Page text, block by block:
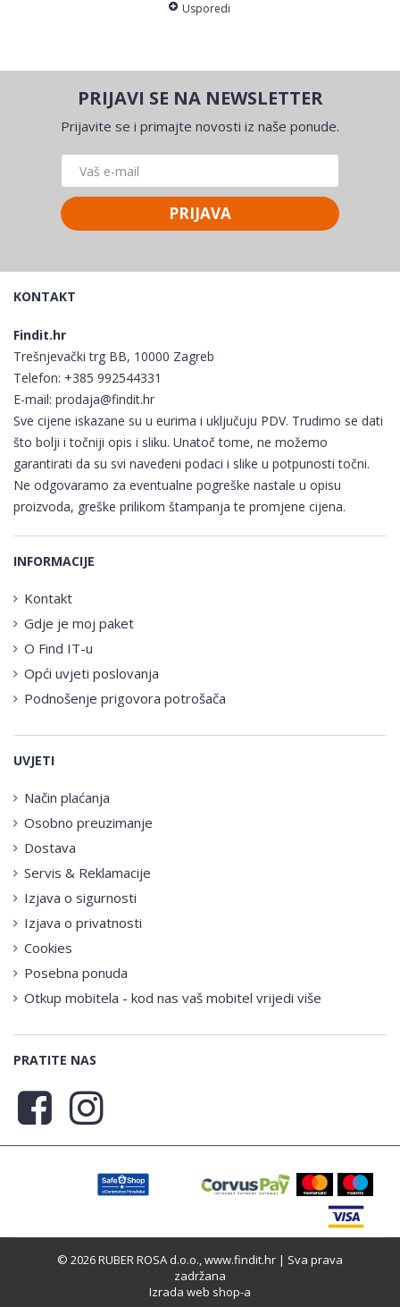
Usporedi
PRIJAVI SE NA NEWSLETTER
Prijavite se i primajte novosti iz naše ponude.
PRIJAVA
KONTAKT
Findit.hr
Trešnjevački trg BB, 10000 Zagreb
Telefon: +385 992544331
E-mail: prodaja@findit.hr
Sve cijene iskazane su u eurima i uključuju PDV. Trudimo se dati
što bolji i točniji opis i sliku. Unatoč tome, ne možemo
garantirati da su svi navedeni podaci i slike u potpunosti točni.
Ne odgovaramo za eventualne pogreške nastale u opisu
proizvoda, greške prilikom štampanja te promjene cijena.
INFORMACIJE
Kontakt
Gdje je moj paket
O Find IT-u
Opći uvjeti poslovanja
Podnošenje prigovora potrošača
UVJETI
Način plaćanja
Osobno preuzimanje
Dostava
Servis & Reklamacije
Izjava o sigurnosti
Izjava o privatnosti
Cookies
Posebna ponuda
Otkup mobitela - kod nas vaš mobitel vrijedi više
PRATITE NAS
© 2026 RUBER ROSA d.o.o., www.findit.hr | Sva prava
zadržana
Izrada web shop-a